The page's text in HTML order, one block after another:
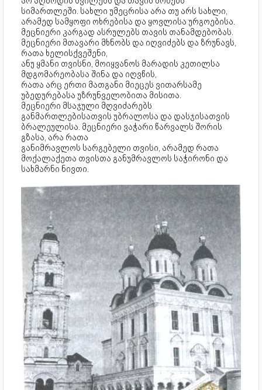
სიმართლეში. სახლი უმეცრისა არა თუ არს სახლი,
არამედ სამყოფი ოხრებისა და ყოვლისა ურგოებისა.
მეცნიერი კარგად ასრულებს თავის თანამდებობას.
მეცნიერი მთავარი მხნობს და იღვიძებს და ზრუნავს,
რათა ხელისქვეშენი,
ანუ ყმანი თვისნი, მოიყვანოს მარადის კეთილსა
მდგომარეობასა შინა და იღვწის,
რათა არც ერთი მათგანი მიეცეს ვითარსამე
უბედურებასა უზრუნველობითა მისითა.
მეცნიერი მსაჯული მღვიძარებს
განმართლებისათვის უბრალოსა და დასჯისათვის
ბრალეულისა. მეცნიერი ვაჭარი წარვალს შორის
გზასა, არა რათა
განიმრავლოს სარგებელი თვისი, არამედ რათა
მოქალაქეთა თვისთა განუმრავლოს საჭირონი და
სახმარნი ნივთი.